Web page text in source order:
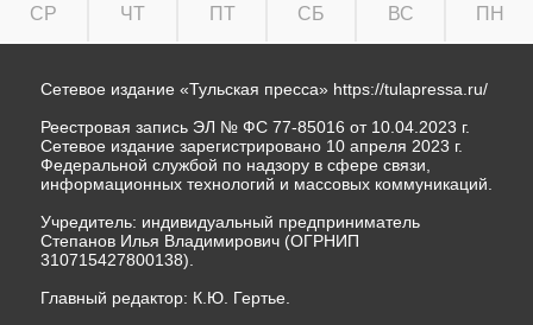
СР ЧТ ПТ СБ ВС ПН
Сетевое издание «Тульская пресса» https://tulapressa.ru/
Реестровая запись ЭЛ № ФС 77-85016 от 10.04.2023 г.
Сетевое издание зарегистрировано 10 апреля 2023 г.
Федеральной службой по надзору в сфере связи,
информационных технологий и массовых коммуникаций.
Учредитель: индивидуальный предприниматель
Степанов Илья Владимирович (ОГРНИП
310715427800138).
Главный редактор: К.Ю. Гертье.